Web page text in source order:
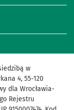
w
4, 55-120
dla Wrocławia-
Rejestru